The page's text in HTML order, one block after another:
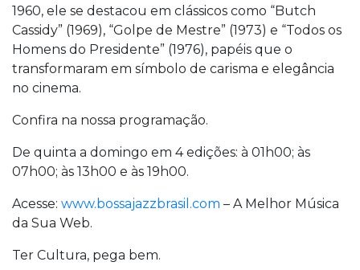
1960, ele se destacou em clássicos como “Butch
Cassidy” (1969), “Golpe de Mestre” (1973) e “Todos os
Homens do Presidente” (1976), papéis que o
transformaram em símbolo de carisma e elegância
no cinema.
Confira na nossa programação.
De quinta a domingo em 4 edições: à 01h00; às
07h00; às 13h00 e às 19h00.
Acesse: www.bossajazzbrasil.com – A Melhor Música
da Sua Web.
Ter Cultura, pega bem.